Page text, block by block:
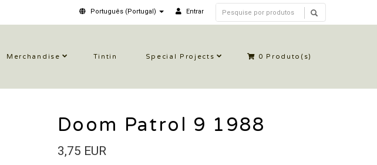
Português (Portugal) Entrar
Merchandise Tintin Special Projects 0 Produto(s)
Doom Patrol 9 1988
3,75 EUR